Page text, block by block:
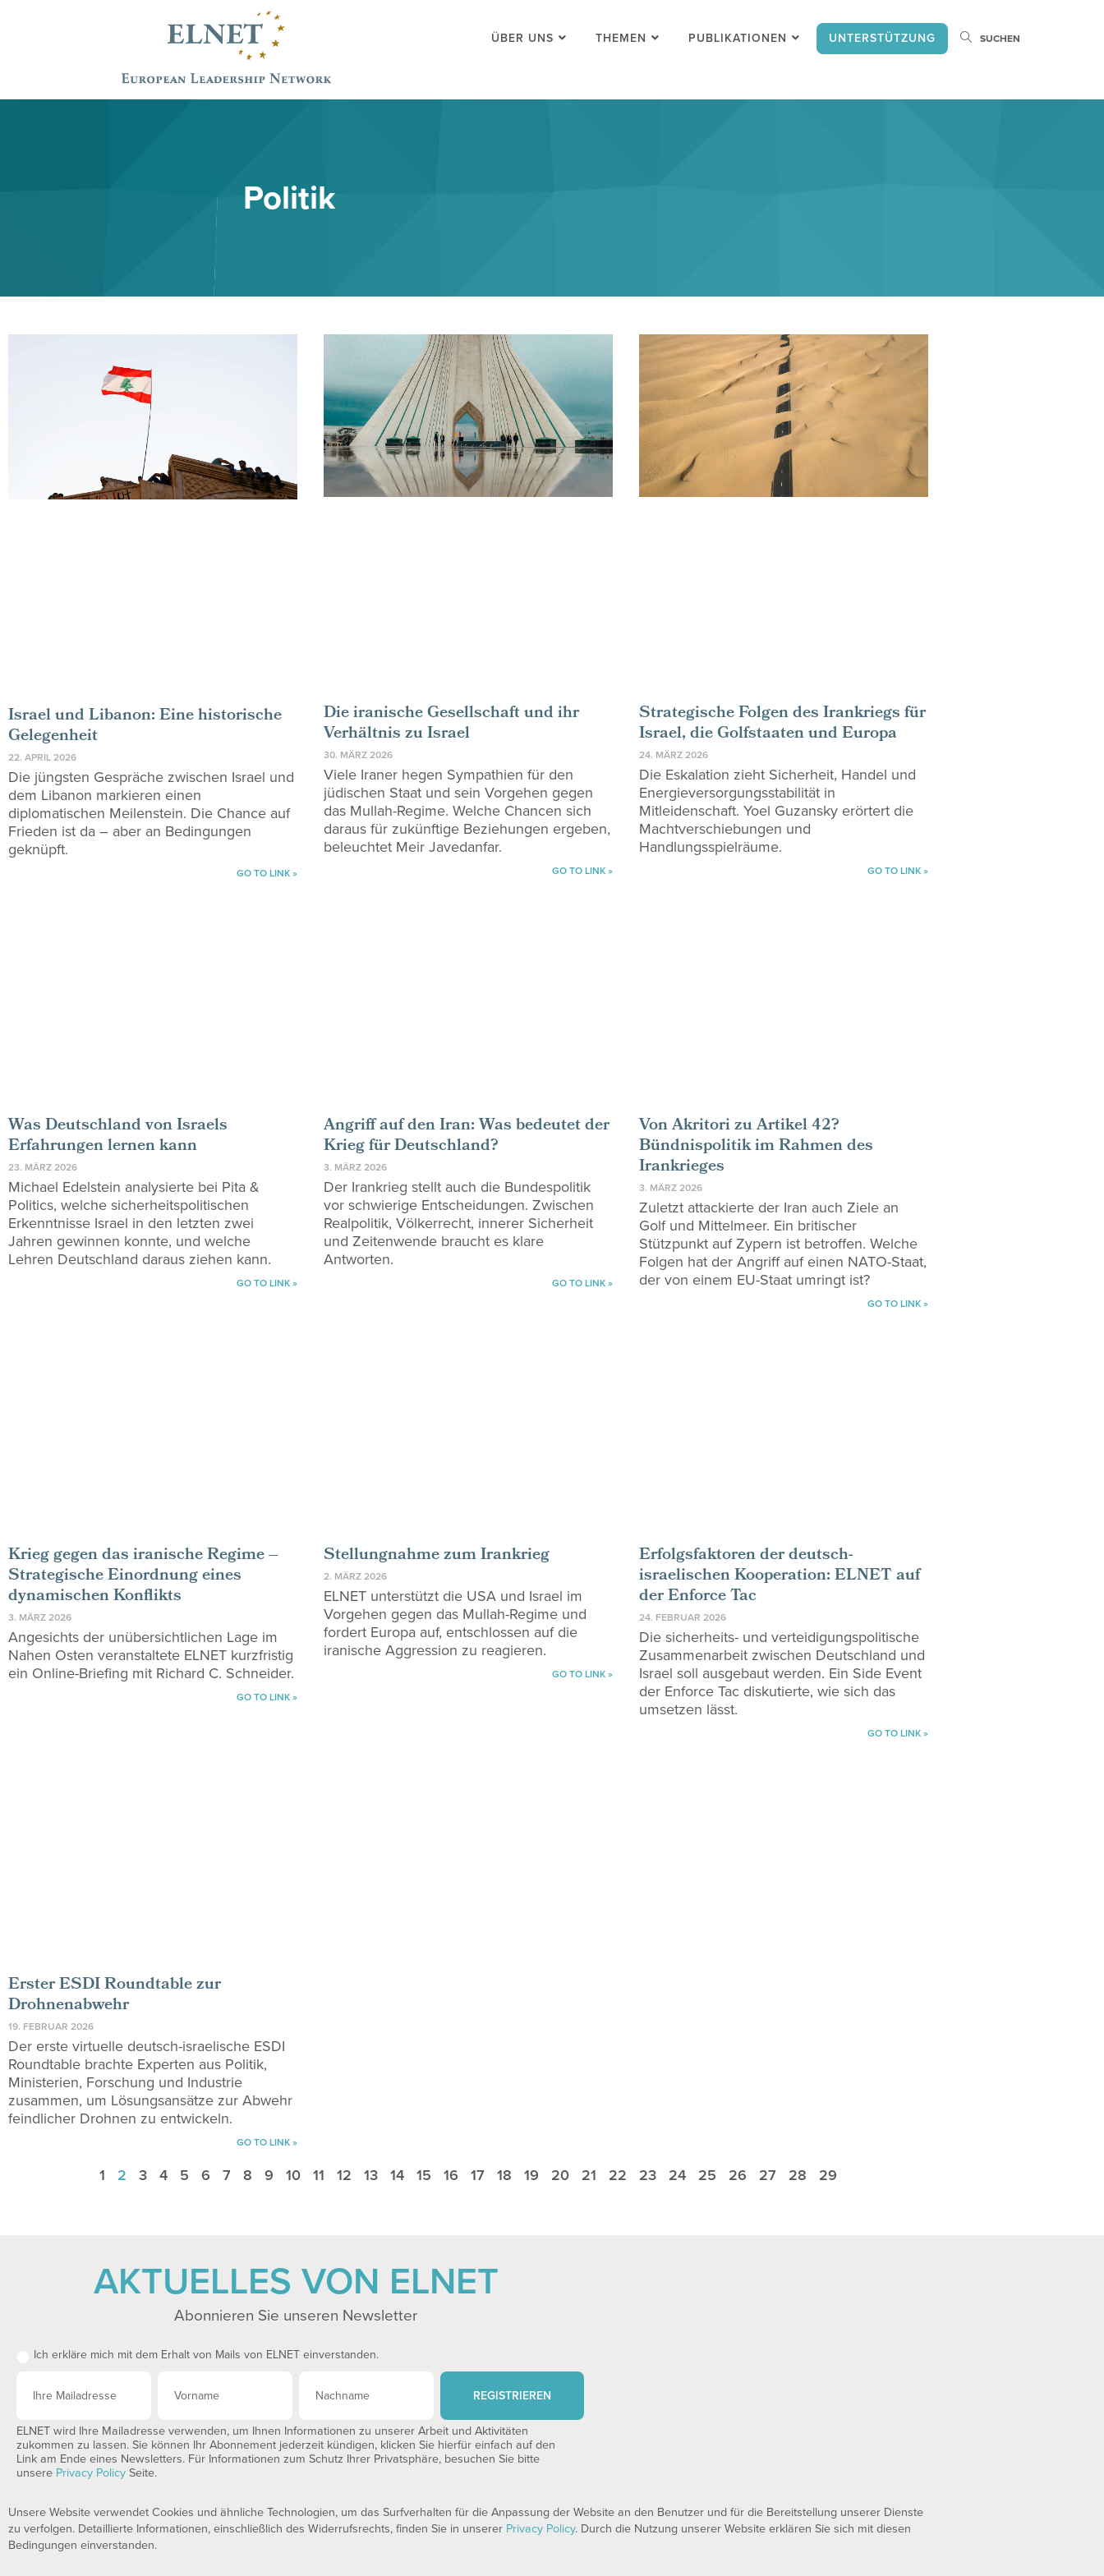
ÜBER UNS THEMEN PUBLIKATIONEN UNTERSTÜTZUNG
Politik
Israel und Libanon: Eine historische
Gelegenheit
22. APRIL 2026
Die jüngsten Gespräche zwischen Israel und
dem Libanon markieren einen
diplomatischen Meilenstein. Die Chance auf
Frieden ist da – aber an Bedingungen
geknüpft.
GO TO LINK »
Die iranische Gesellschaft und ihr
Verhältnis zu Israel
30. MÄRZ 2026
Viele Iraner hegen Sympathien für den
jüdischen Staat und sein Vorgehen gegen
das Mullah-Regime. Welche Chancen sich
daraus für zukünftige Beziehungen ergeben,
beleuchtet Meir Javedanfar.
GO TO LINK »
Strategische Folgen des Irankriegs für
Israel, die Golfstaaten und Europa
24. MÄRZ 2026
Die Eskalation zieht Sicherheit, Handel und
Energieversorgungsstabilität in
Mitleidenschaft. Yoel Guzansky erörtert die
Machtverschiebungen und
Handlungsspielräume.
GO TO LINK »
Was Deutschland von Israels
Erfahrungen lernen kann
23. MÄRZ 2026
Michael Edelstein analysierte bei Pita &
Politics, welche sicherheitspolitischen
Erkenntnisse Israel in den letzten zwei
Jahren gewinnen konnte, und welche
Lehren Deutschland daraus ziehen kann.
GO TO LINK »
Angriff auf den Iran: Was bedeutet der
Krieg für Deutschland?
3. MÄRZ 2026
Der Irankrieg stellt auch die Bundespolitik
vor schwierige Entscheidungen. Zwischen
Realpolitik, Völkerrecht, innerer Sicherheit
und Zeitenwende braucht es klare
Antworten.
GO TO LINK »
Von Akritori zu Artikel 42?
Bündnispolitik im Rahmen des
Irankrieges
3. MÄRZ 2026
Zuletzt attackierte der Iran auch Ziele an
Golf und Mittelmeer. Ein britischer
Stützpunkt auf Zypern ist betroffen. Welche
Folgen hat der Angriff auf einen NATO-Staat,
der von einem EU-Staat umringt ist?
GO TO LINK »
Krieg gegen das iranische Regime –
Strategische Einordnung eines
dynamischen Konflikts
3. MÄRZ 2026
Angesichts der unübersichtlichen Lage im
Nahen Osten veranstaltete ELNET kurzfristig
ein Online-Briefing mit Richard C. Schneider.
GO TO LINK »
Stellungnahme zum Irankrieg
2. MÄRZ 2026
ELNET unterstützt die USA und Israel im
Vorgehen gegen das Mullah-Regime und
fordert Europa auf, entschlossen auf die
iranische Aggression zu reagieren.
GO TO LINK »
Erfolgsfaktoren der deutsch-
israelischen Kooperation: ELNET auf
der Enforce Tac
24. FEBRUAR 2026
Die sicherheits- und verteidigungspolitische
Zusammenarbeit zwischen Deutschland und
Israel soll ausgebaut werden. Ein Side Event
der Enforce Tac diskutierte, wie sich das
umsetzen lässt.
GO TO LINK »
Erster ESDI Roundtable zur
Drohnenabwehr
19. FEBRUAR 2026
Der erste virtuelle deutsch-israelische ESDI
Roundtable brachte Experten aus Politik,
Ministerien, Forschung und Industrie
zusammen, um Lösungsansätze zur Abwehr
feindlicher Drohnen zu entwickeln.
GO TO LINK »
1 2 3 4 5 6 7 8 9 10 11 12 13 14 15 16 17 18 19 20 21 22 23 24 25 26 27 28 29
AKTUELLES VON ELNET
Abonnieren Sie unseren Newsletter
Ich erkläre mich mit dem Erhalt von Mails von ELNET einverstanden.
REGISTRIEREN
ELNET wird Ihre Mailadresse verwenden, um Ihnen Informationen zu unserer Arbeit und Aktivitäten
zukommen zu lassen. Sie können Ihr Abonnement jederzeit kündigen, klicken Sie hierfür einfach auf den
Link am Ende eines Newsletters. Für Informationen zum Schutz Ihrer Privatsphäre, besuchen Sie bitte
unsere Privacy Policy Seite.
Unsere Website verwendet Cookies und ähnliche Technologien, um das Surfverhalten für die Anpassung der Website an den Benutzer und für die Bereitstellung unserer Dienste
zu verfolgen. Detaillierte Informationen, einschließlich des Widerrufsrechts, finden Sie in unserer Privacy Policy. Durch die Nutzung unserer Website erklären Sie sich mit diesen
Bedingungen einverstanden.